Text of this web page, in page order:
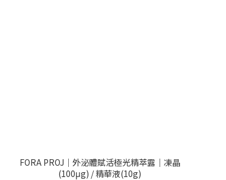
FORA PROJ｜外泌體賦活極光精萃露｜凍晶
(100μg) / 精華液(10g)